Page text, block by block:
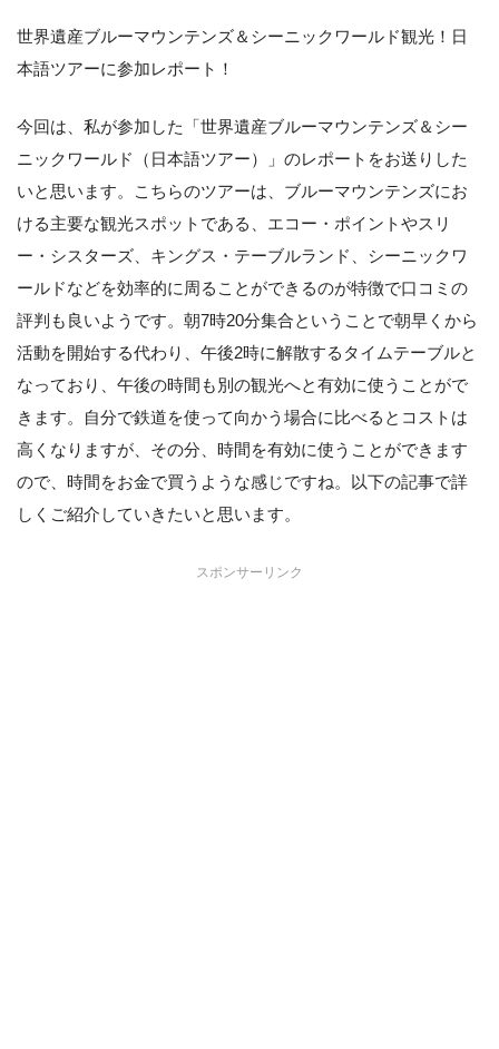
世界遺産ブルーマウンテンズ＆シーニックワールド観光！日
本語ツアーに参加レポート！
今回は、私が参加した「世界遺産ブルーマウンテンズ＆シー
ニックワールド（日本語ツアー）」のレポートをお送りした
いと思います。こちらのツアーは、ブルーマウンテンズにお
ける主要な観光スポットである、エコー・ポイントやスリ
ー・シスターズ、キングス・テーブルランド、シーニックワ
ールドなどを効率的に周ることができるのが特徴で口コミの
評判も良いようです。朝7時20分集合ということで朝早くから
活動を開始する代わり、午後2時に解散するタイムテーブルと
なっており、午後の時間も別の観光へと有効に使うことがで
きます。自分で鉄道を使って向かう場合に比べるとコストは
高くなりますが、その分、時間を有効に使うことができます
ので、時間をお金で買うような感じですね。以下の記事で詳
しくご紹介していきたいと思います。
スポンサーリンク